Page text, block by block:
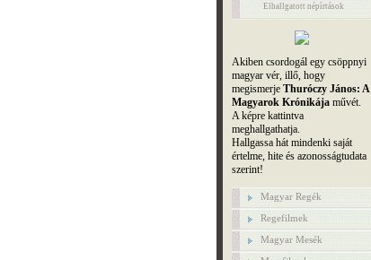
Elhallgatott népírtások
Akiben csordogál egy csöppnyi
magyar vér, illő, hogy
megismerje Thuróczy János: A
Magyarok Krónikájaművét.
A képre kattintva
meghallgathatja.
Hallgassa hát mindenki saját
értelme, hite és azonosságtudata
szerint!
Magyar Regék
Regefilmek
Magyar Mesék